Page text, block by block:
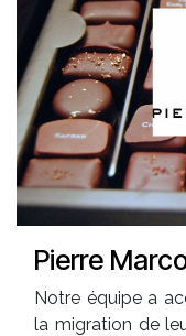
Pierre
Notre équipe a
la migration de